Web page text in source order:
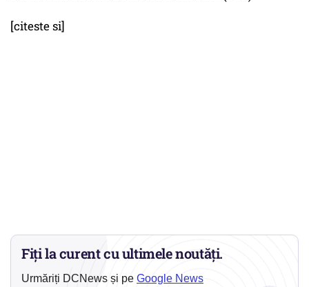
[citeste si]
Fiți la curent cu ultimele noutăți.
Urmăriți DCNews și pe Google News